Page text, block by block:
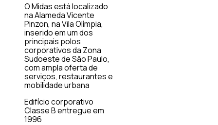
O Midas está localizado
na Alameda Vicente
Pinzon, na Vila Olímpia,
inserido em um dos
principais polos
corporativos da Zona
Sudoeste de São Paulo,
com ampla oferta de
serviços, restaurantes e
mobilidade urbana
Edifício corporativo
Classe B entregue em
1996